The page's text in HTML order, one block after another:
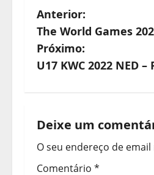
N
a
v
g
a
Anterior:
The World Games
Próximo:
U17 KWC 2022 NED –
Deixe um
O seu endereço de
Comentário *